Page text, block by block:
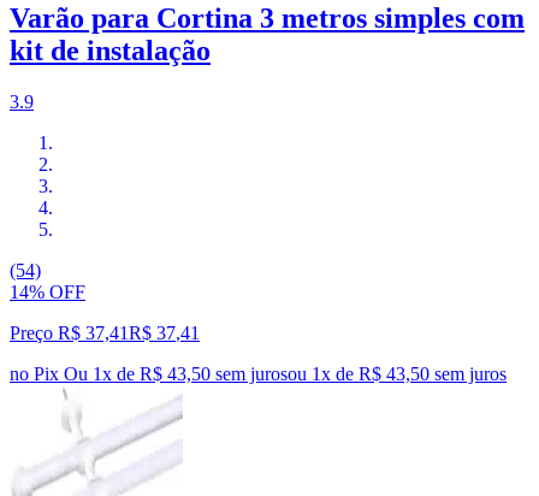
Varão para Cortina 3 metros simples com
kit de instalação
3.9
(54)
14% OFF
Preço R$ 37,41R$ 37,41
no Pix Ou 1x de R$ 43,50 sem jurosou 1x de R$ 43,50 sem juros